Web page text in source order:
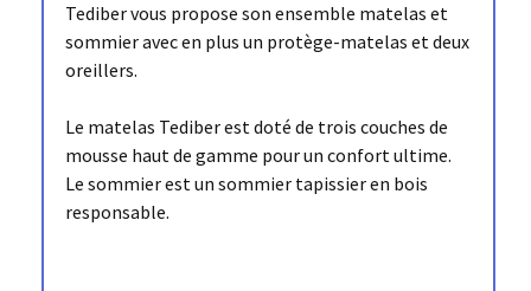
Tediber vous propose son ensemble matelas et
sommier avec en plus un protège-matelas et deux
oreillers.
Le matelas Tediber est doté de trois couches de
mousse haut de gamme pour un confort ultime.
Le sommier est un sommier tapissier en bois
responsable.